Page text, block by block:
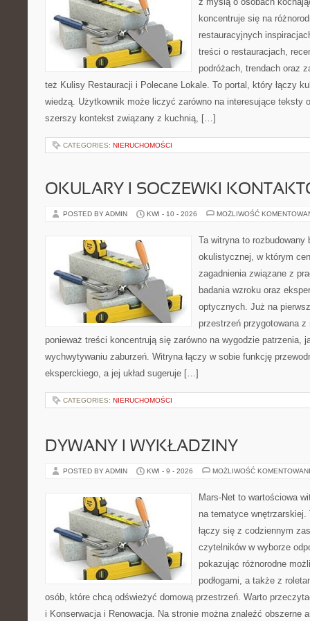
koncentruje się na
restauracyjnych
treści o restauracjach,
podróżach, trendach oraz
też Kulisy Restauracji i Polecane Lokale. To portal, który łączy
wiedzą. Użytkownik może liczyć zarówno na interesujące teksty
szerszy kontekst związany z kuchnią, […]
CATEGORIES: NIERUCHOMOŚCI
OKULARY I SOCZEWKI
POSTED BY ADMIN KWI - 10 - 2026 MOŻLIWOŚĆ
Ta witryna to
okulistycznej, w którym
zagadnienia związane z
badania wzroku oraz
optycznych. Już na
przestrzeń przygotowana
ponieważ treści koncentrują się zarówno na wygodzie patrzenia,
wychwytywaniu zaburzeń. Witryna łączy w sobie funkcję
eksperckiego, a jej układ sugeruje […]
CATEGORIES: NIERUCHOMOŚCI
DYWANY I WYKŁADZINY
POSTED BY ADMIN KWI - 9 - 2026 MOŻLIWOŚĆ
Mars-Net to wartościowa
na tematyce
łączy się z codziennym
czytelników w wyborze
pokazując różnorodne
podłogami, a także z
osób, które chcą odświeżyć domową przestrzeń. Warto
i Konserwacja i Renowacja. Na stronie można znaleźć obszerne